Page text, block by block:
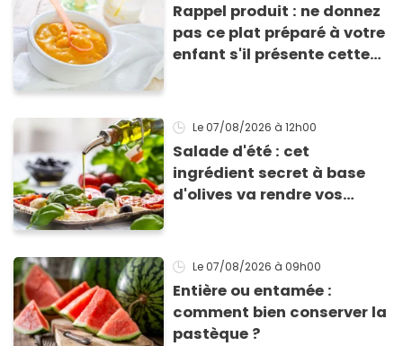
Rappel produit : ne donnez
pas ce plat préparé à votre
enfant s'il présente cette
Le 07/08/2026 à 12h00
Salade d'été : cet
ingrédient secret à base
d'olives va rendre vos
Le 07/08/2026 à 09h00
Entière ou entamée :
comment bien conserver la
pastèque ?